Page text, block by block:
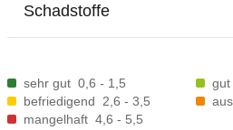
Schadstoffe
sehr gut 0,6 - 1,5 gut
befriedigend
2,6 - 3,5
mangelhaft 4,6 - 5,5